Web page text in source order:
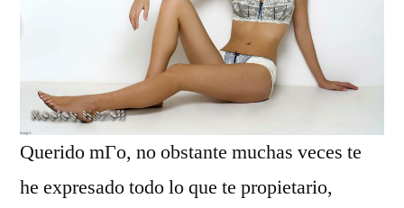
Querido mГ­o, no obstante muchas veces te
he expresado todo lo que te propietario,